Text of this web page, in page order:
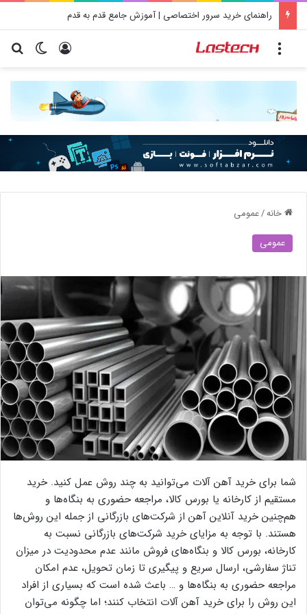
راهنمای خرید سرور اختصاصی | آموزش جامع قدم به قدم
تغییر ورود
خانه/عمومی
عمومی
شما برای خرید آهن آلات می‌توانید به چند روش عمل کنید. خرید
مستقیم از کارخانه یا بورس کالا، مراجعه حضوری به بنگاه‌ها و
هم‌چنین خرید آنلاین آهن از شرکت‌های بازرگانی از جمله این روش‌ها
هستند. با توجه به مزایای خرید شرکت‌های بازرگانی نسبت به
کارخانه، بورس کالا و بنگاه‌های فروش مانند عدم محدودیت در میزان
تناژ سفارشی، ارسال سریع و پیگیری تا زمان تحویل، عدم امکان
مراجعه حضوری به بنگاه‌ها و … باعث شده است که بسیاری از افراد
این روش را برای خرید آهن آلات انتخاب کنند؛ اما چگونه می‌توان